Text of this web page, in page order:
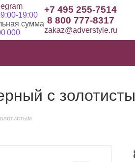
19:00
сумма
000
+7 495 255-7514
8 800 777-8317
zakaz@adverstyle.ru
с